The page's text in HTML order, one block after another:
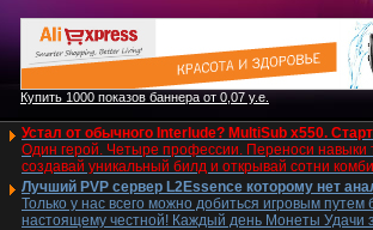
Купить 1000 показов баннера от 0,07 у.е.
Устал от обычного Interlude? MultiSub x550.
Один герой. Четыре профессии. Переноси навыки
создавай уникальный билд и открывай сотни
Лучший PVP сервер L2Essence которому нет
Только у нас всего можно добиться игровым путем
настоящему честной! Каждый день Монеты Удачи